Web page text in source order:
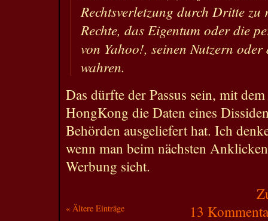
Rechtsverletzung durch Dritte
Rechte, das Eigentum oder die
von Yahoo!, seinen Nutzern
wahren.
Das dürfte der Passus sein, mit
HongKong die Daten eines
Behörden ausgeliefert hat. Ich
wenn man beim nächsten
Werbung sieht.
« Ältere Einträge 13